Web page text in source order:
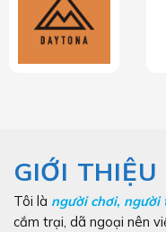
GIỚI THIỆU
Tôi là người chơi, người
cắm trại, dã ngoại nên